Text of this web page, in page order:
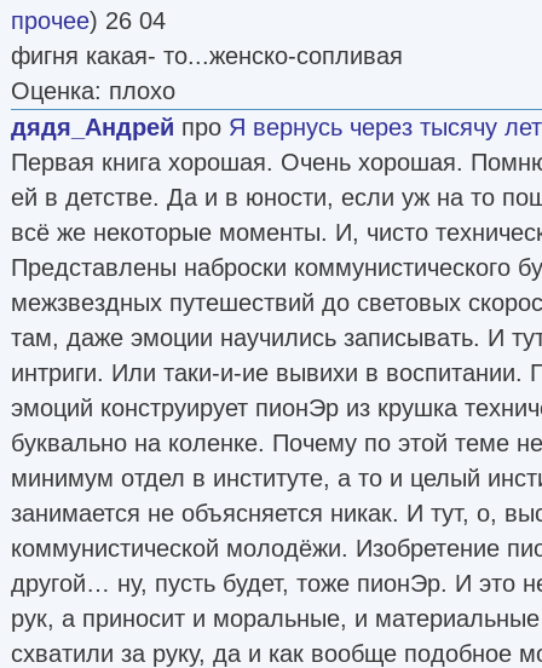
прочее) 26 04
фигня какая- то...женско-сопливая
Оценка: плохо
дядя_Андрей про Я вернусь через тысячу лет
Первая книга хорошая. Очень хорошая.
ей в детстве. Да и в юности, если уж на то
всё же некоторые моменты. И, чисто
Представлены наброски коммунистического
межзвездных путешествий до световых
там, даже эмоции научились записывать. И
интриги. Или таки-и-ие вывихи в воспитании.
эмоций конструирует пионЭр из крушка
буквально на коленке. Почему по этой теме
минимум отдел в институте, а то и целый
занимается не объясняется никак. И тут, о,
коммунистической молодёжи. Изобретение
другой… ну, пусть будет, тоже пионЭр. И это
рук, а приносит и моральные, и
схватили за руку, да и как вообще подобное